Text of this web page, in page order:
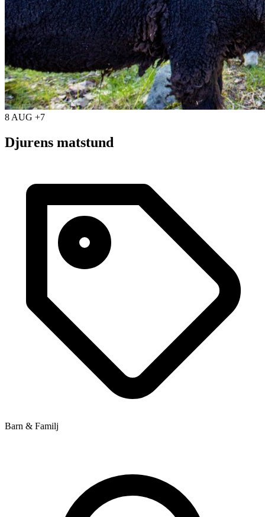
8 AUG +7
Djurens matstund
Barn & Familj